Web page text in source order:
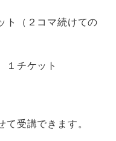
（２コマ続けての
１チケット
受講できます。